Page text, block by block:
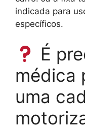
indicada para
específicos.
É
médica
uma